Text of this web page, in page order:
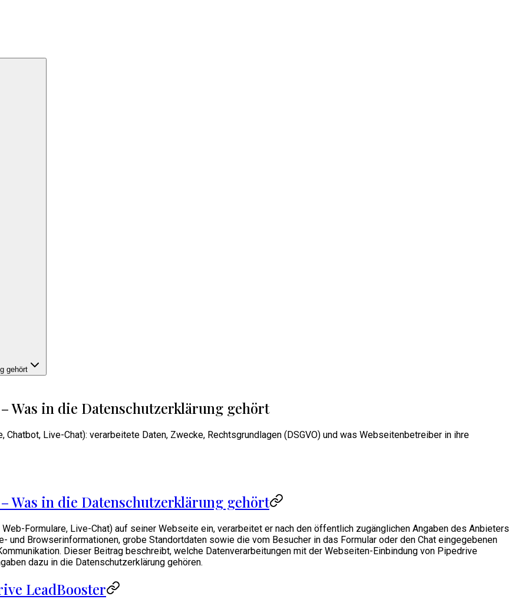
gehört
Was in die Datenschutzerklärung gehört
Live-Chat): verarbeitete Daten, Zwecke, Rechtsgrundlagen (DSGVO) und was Webseitenbetreiber in ihre
Was in die Datenschutzerklärung gehört
Formulare, Live-Chat) auf seiner Webseite ein, verarbeitet er nach den öffentlich zugänglichen Angaben des Anbieters
Browserinformationen, grobe Standortdaten sowie die vom Besucher in das Formular oder den Chat eingegebenen
Dieser Beitrag beschreibt, welche Datenverarbeitungen mit der Webseiten-Einbindung von Pipedrive
dazu in die Datenschutzerklärung gehören.
LeadBooster